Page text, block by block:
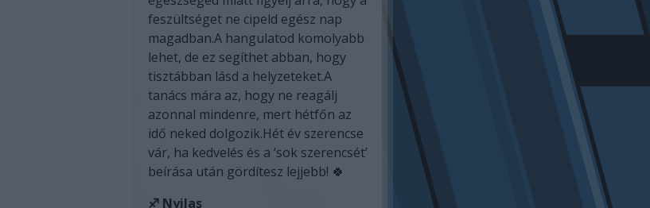
feszültséget ne cipeld egész nap
magadban.A hangulatod komolyabb
lehet, de ez segíthet abban, hogy
tisztábban lásd a helyzeteket.A
tanács mára az, hogy ne reagálj
azonnal mindenre, mert hétfőn az
idő neked dolgozik.Hét év szerencse
vár, ha kedvelés és a ‘sok szerencsét’
beírása után gördítesz lejjebb! 🍀
♐ Nyilas